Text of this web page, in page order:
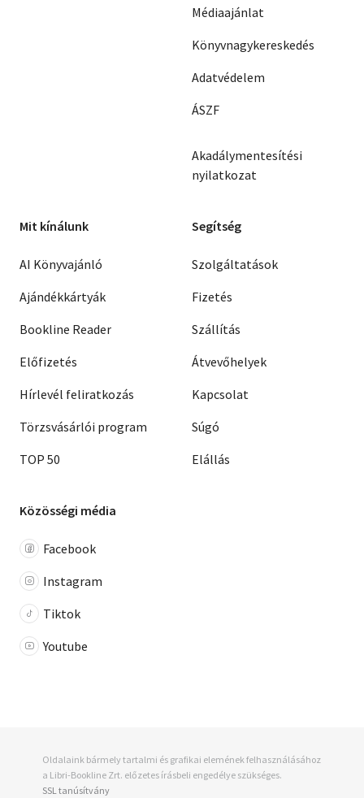
Médiaajánlat
Könyvnagykereskedés
Adatvédelem
ÁSZF
Akadálymentesítési
nyilatkozat
Mit kínálunk
AI Könyvajánló
Ajándékkártyák
Bookline Reader
Előfizetés
Hírlevél feliratkozás
Törzsvásárlói program
TOP 50
Segítség
Szolgáltatások
Fizetés
Szállítás
Átvevőhelyek
Kapcsolat
Súgó
Elállás
Közösségi média
Facebook
Instagram
Tiktok
Youtube
Oldalaink bármely tartalmi és grafikai elemének felhasználásához
a Libri-Bookline Zrt. előzetes írásbeli engedélye szükséges.
SSL tanúsítvány